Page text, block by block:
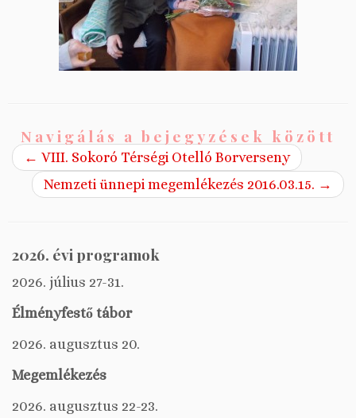
Navigálás a bejegyzések között
← VIII. Sokoró Térségi Otelló Borverseny
Nemzeti ünnepi megemlékezés 2016.03.15. →
2026. évi programok
2026. július 27-31.
Élményfestő tábor
2026. augusztus 20.
Megemlékezés
2026. augusztus 22-23.